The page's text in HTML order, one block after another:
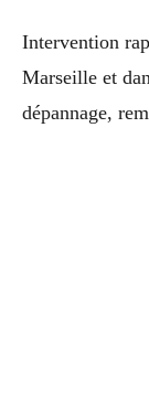
Intervention
Marseille et
dépannage,